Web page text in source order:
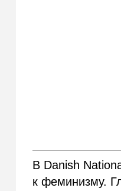
В Danish
к феминизму.